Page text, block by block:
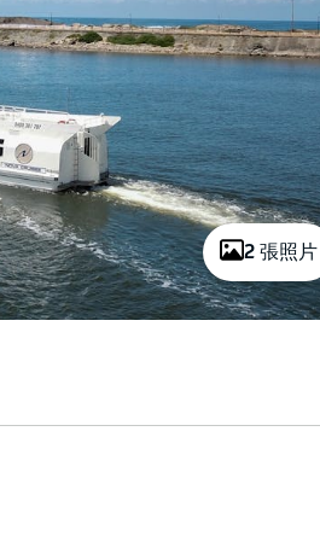
2 張照片